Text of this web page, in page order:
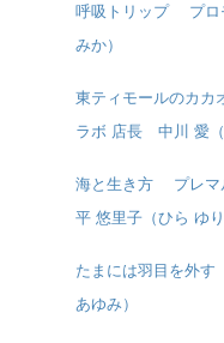
呼吸トリップ プロ
みか）
東ティモールのカ
ラボ 店長 中川 愛（
海と生き方 プレマ
平 悠里子（ひら ゆり
たまには羽目を外
あゆみ）